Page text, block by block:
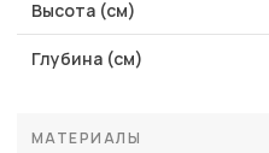
Высота (см)
Глубина (см)
МАТЕРИАЛЫ